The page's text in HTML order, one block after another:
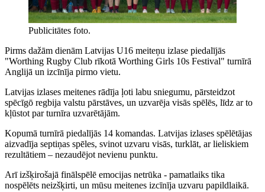
Publicitātes foto.
Pirms dažām dienām Latvijas U16 meiteņu izlase piedalījās
"Worthing Rugby Club rīkotā Worthing Girls 10s Festival" turnīrā
Anglijā un izcīnīja pirmo vietu.
Latvijas izlases meitenes rādīja ļoti labu sniegumu, pārsteidzot
spēcīgō regbija valstu pārstāves, un uzvarēja visās spēlēs, līdz ar to
kļūstot par turnīra uzvarētājām.
Kopumā turnīrā piedalījās 14 komandas. Latvijas izlases spēlētājas
aizvadīja septiņas spēles, svinot uzvaru visās, turklāt, ar lieliskiem
rezultātiem – nezaudējot nevienu punktu.
Arī izšķirošajā finālspēlē emocijas netrūka - pamatlaiks tika
nospēlēts neizšķirti, un mūsu meitenes izcīnīja uzvaru papildlaikā.